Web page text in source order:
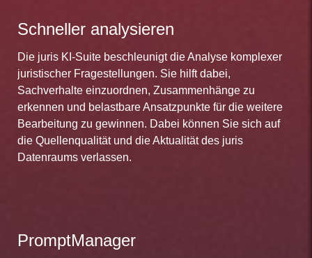
Schneller analysieren
Die juris KI-Suite beschleunigt die Analyse komplexer
juristischer Fragestellungen. Sie hilft dabei,
Sachverhalte einzuordnen, Zusammenhänge zu
erkennen und belastbare Ansatzpunkte für die weitere
Bearbeitung zu gewinnen. Dabei können Sie sich auf
die Quellenqualität und die Aktualität des juris
Datenraums verlassen.
PromptManager